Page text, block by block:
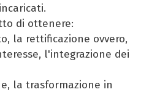
di ottenere:
la rettificazione ovvero,
l'integrazione dei
la trasformazione in